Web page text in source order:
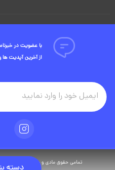
با عضویت در
از آخرین آپدیت
تمامی حقوق مادی و معنوی این